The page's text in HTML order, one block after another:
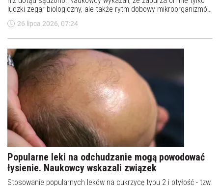
ludzki zegar biologiczny, ale także rytm dobowy mikroorganizmów
zamieszkujących jelita. To właśnie zmiany w mikrobiomie mogą
odpowiadać za problemy ze snem, zmęczenie i dolegliwości
26 lipca 2026, 07:24
Popularne leki na odchudzanie mogą powodować
łysienie. Naukowcy wskazali związek
Stosowanie popularnych leków na cukrzycę typu 2 i otyłość - tzw.